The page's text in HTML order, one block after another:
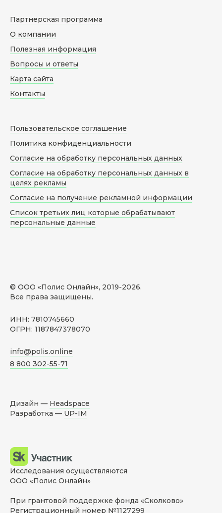
© ООО «Полис Онлайн», 2019-2026.
Все права защищены.
ИНН: 7810745660
ОГРН: 1187847378070
info@polis.online
8 800 302-55-71
Партнерская программа
О компании
Полезная информация
Вопросы и ответы
Карта сайта
Контакты
Пользовательское соглашение
Политика конфиденциальности
Согласие на обработку персональных данных
Согласие на обработку персональных данных в
целях рекламы
Согласие на получение рекламной информации
Список третьих лиц которые обрабатывают
персональные данные
Дизайн — Headspace
Разработка — UP-IM
Исследования осуществляются
ООО «Полис Онлайн»
При грантовой поддержке фонда «Сколково»
Регистрационный номер №1127299